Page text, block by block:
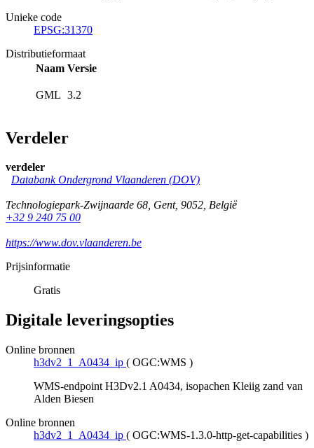
Unieke code
EPSG:31370
Distributieformaat
Naam Versie
GML 3.2
Verdeler
verdeler
Databank Ondergrond Vlaanderen (DOV)
Technologiepark-Zwijnaarde 68, Gent, 9052, België
+32 9 240 75 00
https://www.dov.vlaanderen.be
Prijsinformatie
Gratis
Digitale leveringsopties
Online bronnen
h3dv2_1_A0434_ip ( OGC:WMS )
WMS-endpoint H3Dv2.1 A0434, isopachen Kleiig zand van
Alden Biesen
Online bronnen
h3dv2_1_A0434_ip ( OGC:WMS-1.3.0-http-get-capabilities )